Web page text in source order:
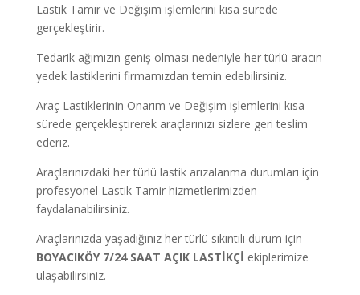
Lastik Tamir ve Değişim işlemlerini kısa sürede
gerçekleştirir.
Tedarik ağımızın geniş olması nedeniyle her türlü aracın
yedek lastiklerini firmamızdan temin edebilirsiniz.
Araç Lastiklerinin Onarım ve Değişim işlemlerini kısa
sürede gerçekleştirerek araçlarınızı sizlere geri teslim
ederiz.
Araçlarınızdaki her türlü lastik arızalanma durumları için
profesyonel Lastik Tamir hizmetlerimizden
faydalanabilirsiniz.
Araçlarınızda yaşadığınız her türlü sıkıntılı durum için
BOYACIKÖY 7/24 SAAT AÇIK LASTİKÇİ ekiplerimize
ulaşabilirsiniz.